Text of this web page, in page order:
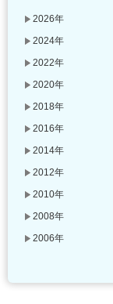
2026年
2024年
2022年
2020年
2018年
2016年
2014年
2012年
2010年
2008年
2006年